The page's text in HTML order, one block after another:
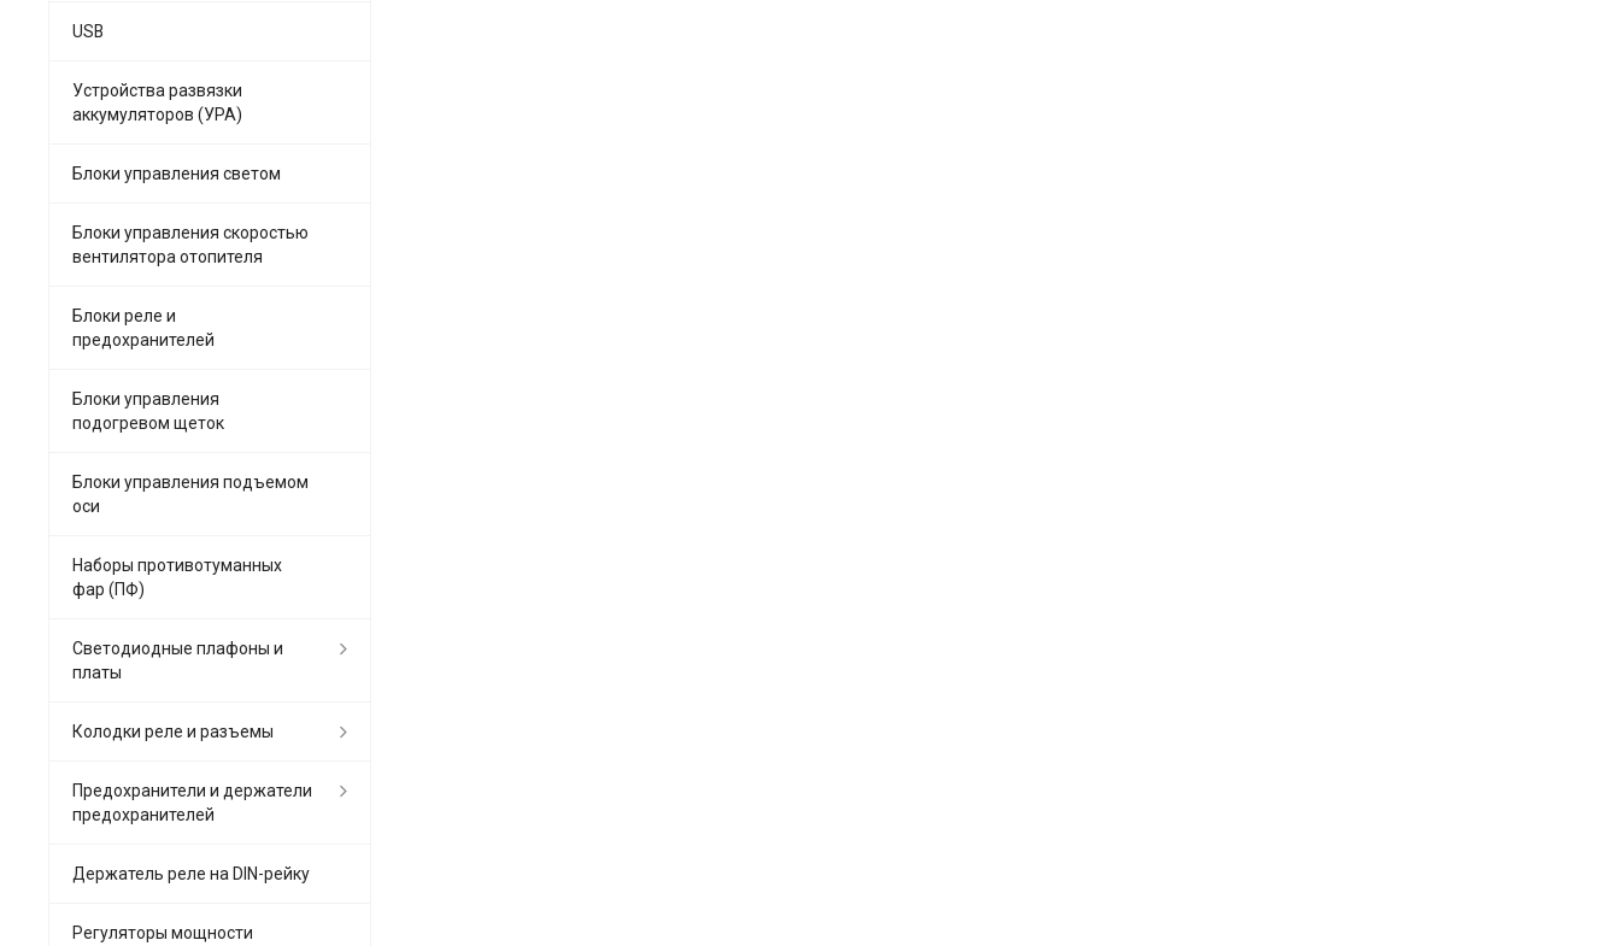
USB
Устройства развязки
аккумуляторов (УРА)
Блоки управления светом
Блоки управления скоростью
вентилятора отопителя
Блоки реле и
предохранителей
Блоки управления
подогревом щеток
Блоки управления подъемом
оси
Наборы противотуманных
фар (ПФ)
Светодиодные плафоны и
платы
Колодки реле и разъемы
Предохранители и держатели
предохранителей
Держатель реле на DIN-рейку
Регуляторы мощности